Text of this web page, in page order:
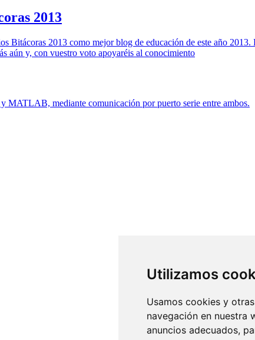
Utilizamos
Usamos cookies y
navegación en nuestra
anuncios adecuados,
2013
Bitácoras 2013 como mejor blog de educación de este año
aún y, con vuestro voto apoyaréis al conocimiento
MATLAB, mediante comunicación por puerto serie entre ambos.